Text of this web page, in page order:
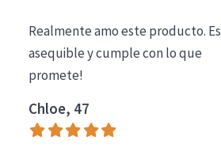
Essentials
Lift+
Expert
Realmente amo este producto. Es
asequible y cumple con lo que
promete!
Chloe, 47